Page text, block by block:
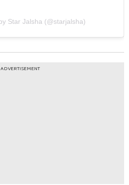
Star Jalsha (@starjalsha)
ADVERTISEMENT